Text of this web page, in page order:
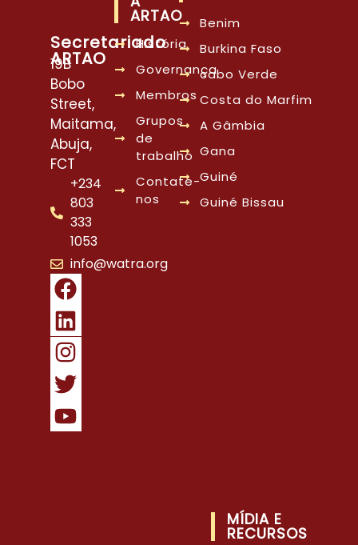
Secretariado
ARTAO
19B
Bobo
Street,
Maitama,
Abuja,
FCT
+234
803
333
1053
info@watra.org
ARTAO
História
Governança
Membros
Grupos
de
trabalho
Contate-
nos
Benim
Burkina Faso
cabo Verde
Costa do Marfim
A Gâmbia
Gana
Guiné
Guiné Bissau
MÍDIA E
RECURSOS